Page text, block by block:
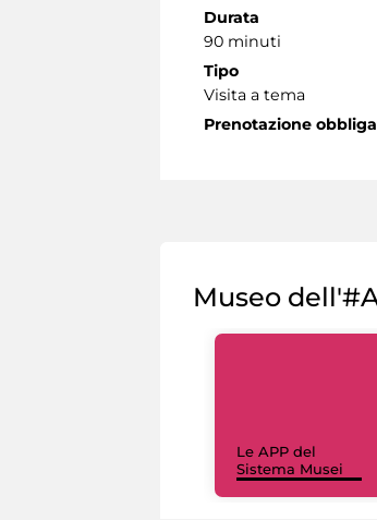
Durata
90 minuti
Tipo
Visita a tema
Prenotazione
Museo
Le APP del
Sistema Musei